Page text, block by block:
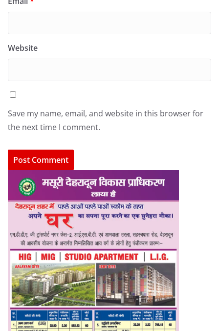
Website
Save my name, email, and website in this browser for
the next time I comment.